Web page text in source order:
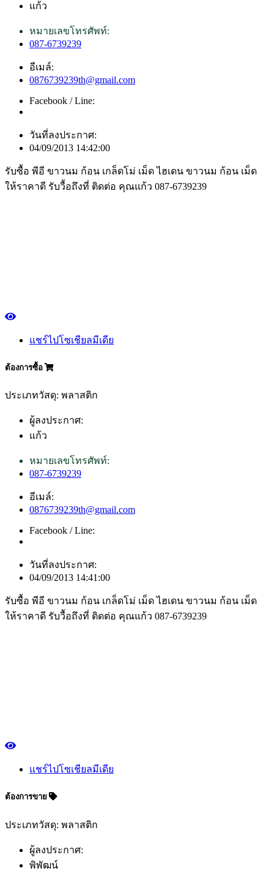
แก้ว
หมายเลขโทรศัพท์:
087-6739239
อีเมล์:
0876739239th@gmail.com
Facebook / Line:
วันที่ลงประกาศ:
04/09/2013 14:42:00
รับซื้อ พีอี ขาวนม ก้อน เกล็ดโม่ เม็ด ไฮเดน ขาวนม ก้อน เม็ด
ให้ราคาดี รับวื้อถึงที่ ติดต่อ คุณแก้ว 087-6739239
แชร์ไปโซเชียลมีเดีย
ต้องการซื้อ
ประเภทวัสดุ: พลาสติก
ผู้ลงประกาศ:
แก้ว
หมายเลขโทรศัพท์:
087-6739239
อีเมล์:
0876739239th@gmail.com
Facebook / Line:
วันที่ลงประกาศ:
04/09/2013 14:41:00
รับซื้อ พีอี ขาวนม ก้อน เกล็ดโม่ เม็ด ไฮเดน ขาวนม ก้อน เม็ด
ให้ราคาดี รับวื้อถึงที่ ติดต่อ คุณแก้ว 087-6739239
แชร์ไปโซเชียลมีเดีย
ต้องการขาย
ประเภทวัสดุ: พลาสติก
ผู้ลงประกาศ:
พิพัฒน์